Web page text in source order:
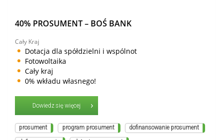
40% PROSUMENT – BOŚ BANK
Cały Kraj
Dotacja dla spółdzielni i wspólnot
Fotowoltaika
Cały kraj
0% wkładu własnego!
Dowiedz się więcej
prosument program prosument dofinansowanie prosument